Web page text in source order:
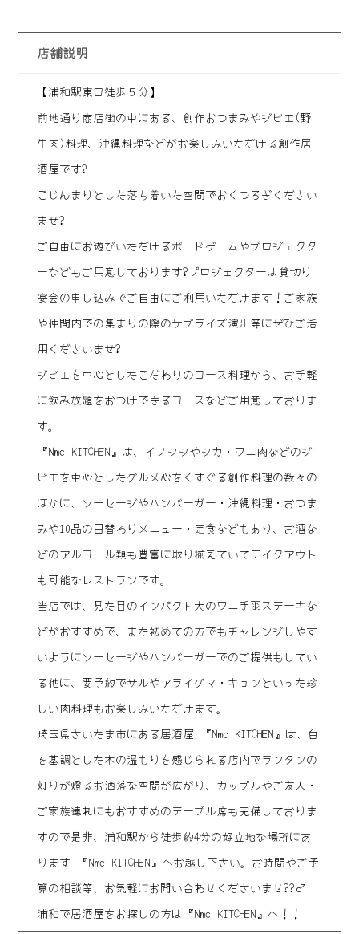
店舗説明
【浦和駅東口徒歩５分】
前地通り商店街の中にある、創作おつまみやジビエ(野
生肉)料理、沖縄料理などがお楽しみいただける創作居
酒屋です?
こじんまりとした落ち着いた空間でおくつろぎください
ませ?
ご自由にお遊びいただけるボードゲームやプロジェクタ
ーなどもご用意しております?プロジェクターは貸切り
宴会の申し込みでご自由にご利用いただけます！ご家族
や仲間内での集まりの際のサプライズ演出等にぜひご活
用くださいませ?
ジビエを中心としたこだわりのコース料理から、お手軽
に飲み放題をおつけできるコースなどご用意しておりま
す。
『Nmc KITCHEN』は、イノシシやシカ・ワニ肉などのジ
ビエを中心としたグルメ心をくすぐる創作料理の数々の
ほかに、ソーセージやハンバーガー・沖縄料理・おつま
みや10品の日替わりメニュー・定食などもあり、お酒な
どのアルコール類も豊富に取り揃えていてテイクアウト
も可能なレストランです。
当店では、見た目のインパクト大のワニ手羽ステーキな
どがおすすめで、また初めての方でもチャレンジしやす
いようにソーセージやハンバーガーでのご提供もしてい
る他に、要予約でサルやアライグマ・キョンといった珍
しい肉料理もお楽しみいただけます。
埼玉県さいたま市にある居酒屋 『Nmc KITCHEN』は、白
を基調とした木の温もりを感じられる店内でランタンの
灯りが燈るお洒落な空間が広がり、カップルやご友人・
ご家族連れにもおすすめのテーブル席も完備しておりま
すので是非、浦和駅から徒歩約4分の好立地な場所にあ
ります 『Nmc KITCHEN』へお越し下さい。お時間やご予
算の相談等、お気軽にお問い合わせくださいませ??‍♂️
浦和で居酒屋をお探しの方は『Nmc KITCHEN』へ！！